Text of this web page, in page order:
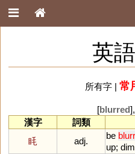
英
所有字| 常
[blurred
漢字
詞類
眊
adj.
be
up; dim